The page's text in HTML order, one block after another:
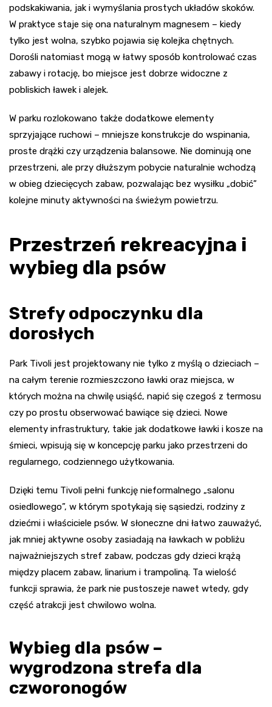
podskakiwania, jak i wymyślania prostych układów skoków.
W praktyce staje się ona naturalnym magnesem – kiedy
tylko jest wolna, szybko pojawia się kolejka chętnych.
Dorośli natomiast mogą w łatwy sposób kontrolować czas
zabawy i rotację, bo miejsce jest dobrze widoczne z
pobliskich ławek i alejek.
W parku rozlokowano także dodatkowe elementy
sprzyjające ruchowi – mniejsze konstrukcje do wspinania,
proste drążki czy urządzenia balansowe. Nie dominują one
przestrzeni, ale przy dłuższym pobycie naturalnie wchodzą
w obieg dziecięcych zabaw, pozwalając bez wysiłku „dobić”
kolejne minuty aktywności na świeżym powietrzu.
Przestrzeń rekreacyjna i
wybieg dla psów
Strefy odpoczynku dla
dorosłych
Park Tivoli jest projektowany nie tylko z myślą o dzieciach –
na całym terenie rozmieszczono ławki oraz miejsca, w
których można na chwilę usiąść, napić się czegoś z termosu
czy po prostu obserwować bawiące się dzieci. Nowe
elementy infrastruktury, takie jak dodatkowe ławki i kosze na
śmieci, wpisują się w koncepcję parku jako przestrzeni do
regularnego, codziennego użytkowania.
Dzięki temu Tivoli pełni funkcję nieformalnego „salonu
osiedlowego”, w którym spotykają się sąsiedzi, rodziny z
dziećmi i właściciele psów. W słoneczne dni łatwo zauważyć,
jak mniej aktywne osoby zasiadają na ławkach w pobliżu
najważniejszych stref zabaw, podczas gdy dzieci krążą
między placem zabaw, linarium i trampoliną. Ta wielość
funkcji sprawia, że park nie pustoszeje nawet wtedy, gdy
część atrakcji jest chwilowo wolna.
Wybieg dla psów –
wygrodzona strefa dla
czworonogów